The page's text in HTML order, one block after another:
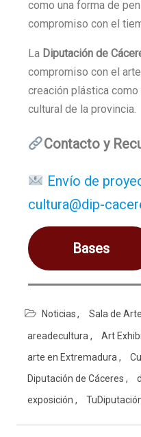
como una forma de
compromiso con el
La Diputación de
compromiso con el
creación plástica
cultural de la provincia.
Contacto y
Envío de
cultura@dip-
Bases
Noticias Sala de
areadecultura
Art
arte en Extremadura
Diputación de Cáceres
exposición
Navegación